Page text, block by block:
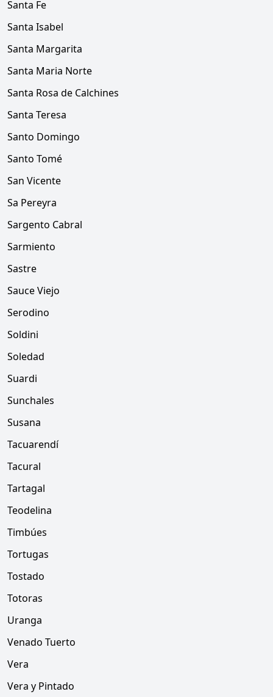
Santa Fe
Santa Isabel
Santa Margarita
Santa Maria Norte
Santa Rosa de Calchines
Santa Teresa
Santo Domingo
Santo Tomé
San Vicente
Sa Pereyra
Sargento Cabral
Sarmiento
Sastre
Sauce Viejo
Serodino
Soldini
Soledad
Suardi
Sunchales
Susana
Tacuarendí
Tacural
Tartagal
Teodelina
Timbúes
Tortugas
Tostado
Totoras
Uranga
Venado Tuerto
Vera
Vera y Pintado